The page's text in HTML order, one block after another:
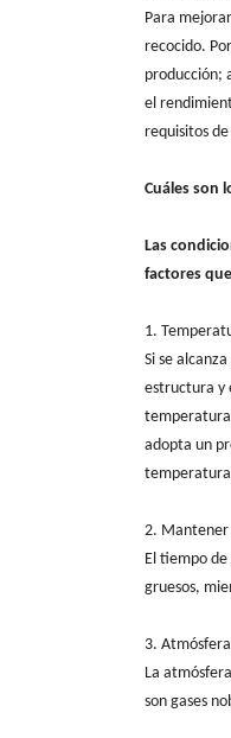
Para
recocido.
producción;
el
requisitos
Cuáles son
Las
factores
1.
Si se
estructura y
temperatura
adopta un
temperatura
2.
El tiempo
gruesos,
3.
La
son gases